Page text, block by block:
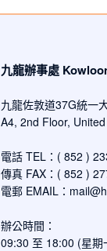
九龍辦事處
九龍佐敦道37G統一
A4, 2nd Floor,
電話 TEL：( 852 )
傳真 FAX：( 852 )
電郵 EMAIL：
辦公時間：
09:30 至 18:00 (星期